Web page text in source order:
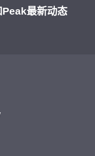
最新动态